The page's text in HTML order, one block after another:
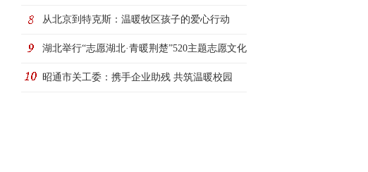
务交流会举办
从北京到特克斯：温暖牧区孩子的爱心行动
湖北举行“志愿湖北·青暖荆楚”520主题志愿文化
活动
昭通市关工委：携手企业助残 共筑温暖校园